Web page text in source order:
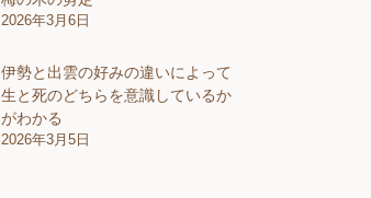
2026年3月6日
伊勢と出雲の好みの違いによって
生と死のどちらを意識しているか
がわかる
2026年3月5日